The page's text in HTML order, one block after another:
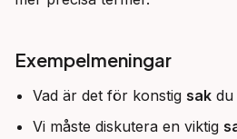
Exempelmeningar
Vad är det för konstig sak du
Vi måste diskutera en viktig